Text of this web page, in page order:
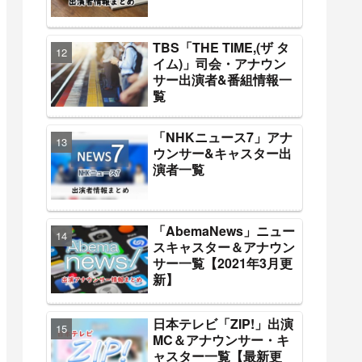
TBS「THE TIME,(ザ タ
イム)」司会・アナウン
サー出演者&番組情報一
覧
「NHKニュース7」アナ
ウンサー&キャスター出
演者一覧
「AbemaNews」ニュー
スキャスター＆アナウン
サー一覧【2021年3月更
新】
日本テレビ「ZIP!」出演
MC＆アナウンサー・キ
ャスター一覧【最新更